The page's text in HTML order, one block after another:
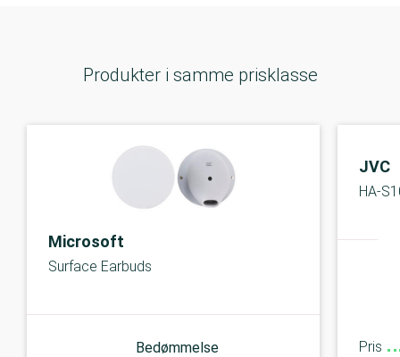
Produkter i samme prisklasse
Microsoft
Surface Earbuds
Bedømmelse
JVC
HA-
Pris